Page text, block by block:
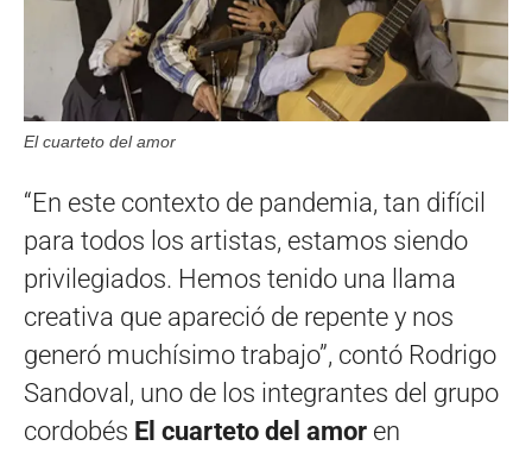
El cuarteto del amor
“En este contexto de pandemia, tan difícil
para todos los artistas, estamos siendo
privilegiados. Hemos tenido una llama
creativa que apareció de repente y nos
generó muchísimo trabajo”, contó Rodrigo
Sandoval, uno de los integrantes del grupo
cordobés El cuarteto del amor en